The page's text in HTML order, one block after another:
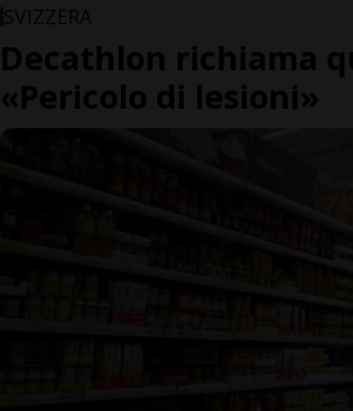
SVIZZERA
Decathlon richiama
«Pericolo di lesioni»